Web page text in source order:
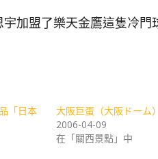
盟了樂天金鷹這隻冷門
「日本
大阪巨蛋（大阪ドーム）
2006-04-09
在「關西景點」中